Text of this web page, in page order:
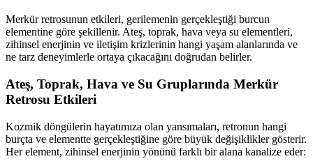
Merkür retrosunun etkileri, gerilemenin gerçekleştiği burcun
elementine göre şekillenir. Ateş, toprak, hava veya su elementleri,
zihinsel enerjinin ve iletişim krizlerinin hangi yaşam alanlarında ve
ne tarz deneyimlerle ortaya çıkacağını doğrudan belirler.
Ateş, Toprak, Hava ve Su Gruplarında Merkür
Retrosu Etkileri
Kozmik döngülerin hayatımıza olan yansımaları, retronun hangi
burçta ve elementte gerçekleştiğine göre büyük değişiklikler gösterir.
Her element, zihinsel enerjinin yönünü farklı bir alana kanalize eder: